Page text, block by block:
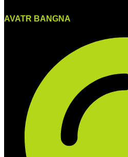
AVATR BANGNA